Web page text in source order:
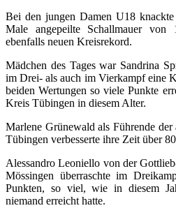
Bei den jungen Damen U18
Male angepeilte Schallmauer
ebenfalls neuen Kreisrekord.
Mädchen des Tages war Sandrina
im Drei- als auch im Vierkampf eine
beiden Wertungen so viele Punkte
Kreis Tübingen in diesem Alter.
Marlene Grünewald als Führende
Tübingen verbesserte ihre Zeit über
Alessandro Leoniello von der
Mössingen überraschte im
Punkten, so viel, wie in diesem
niemand erreicht hatte.